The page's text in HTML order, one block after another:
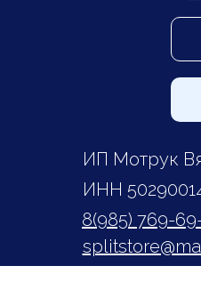
ИП Мотрук
ИНН
8(985) 769-